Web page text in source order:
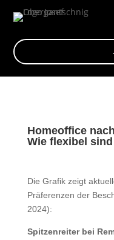
Homeoffice
Wie flexibel
Die Grafik zeigt
Präferenzen der
2024):
Spitzenreiter bei